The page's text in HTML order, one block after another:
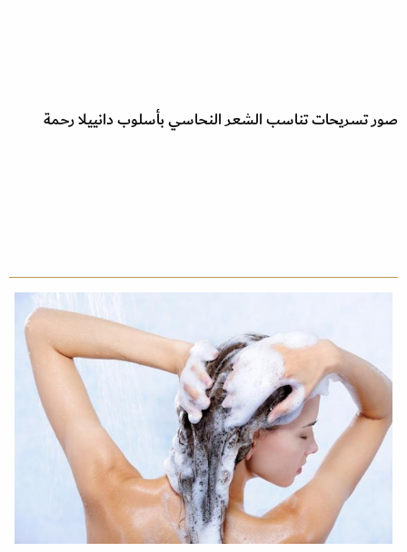
صور تسريحات تناسب الشعر النحاسي بأسلوب دانييلا رحمة